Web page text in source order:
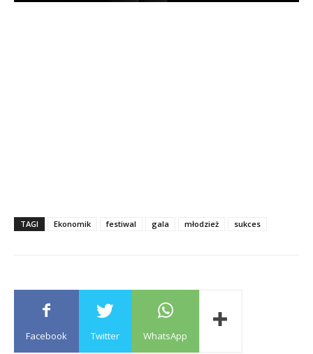
TAGI Ekonomik festiwal gala młodzież sukces
Facebook Twitter WhatsApp